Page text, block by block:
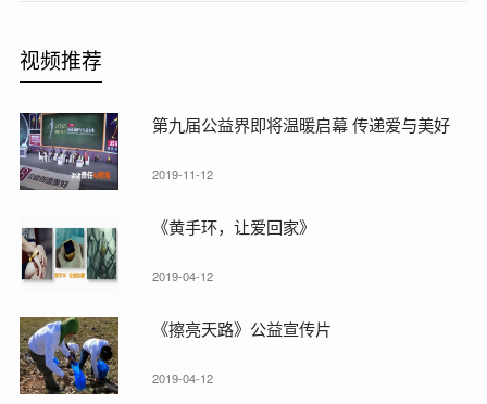
视频推荐
第九届公益界即将温暖启幕 传递爱与美好
2019-11-12
《黄手环，让爱回家》
2019-04-12
《擦亮天路》公益宣传片
2019-04-12